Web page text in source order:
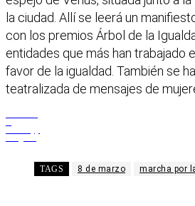
la ciudad. Allí se leerá un
con los premios Árbol de la
entidades que más han trabajado
favor de la igualdad. También se
teatralizada de mensajes de
TAGS 8 de marzo marcha por